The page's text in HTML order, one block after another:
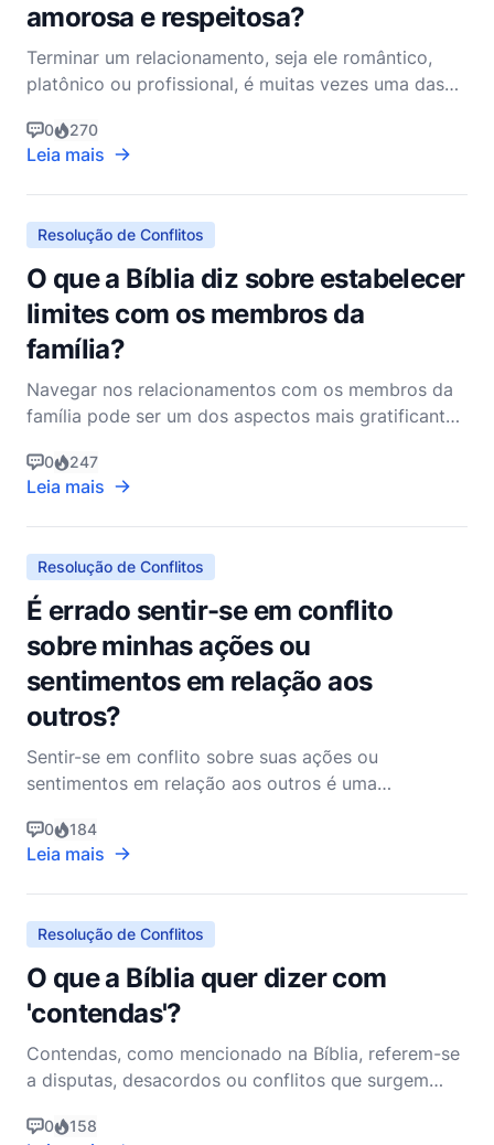
amorosa e respeitosa?
Terminar um relacionamento, seja ele romântico,
platônico ou profissional, é muitas vezes uma das
vida. Como cristãos, somos chamados a lidar com
essas situações com graça, amor e respeito,
refletindo o caráter de Cristo em tudo o que
fazemos. A Bíbl
0 270
Leia mais
Resolução de Conflitos
O que a Bíblia diz sobre estabelecer
limites com os membros da
família?
Navegar nos relacionamentos com os membros da
família pode ser um dos aspectos mais gratificantes
sabedoria e orientação, oferece insights profundos
sobre como podemos estabelecer e manter limites
saudáveis dentro de nossas famílias. Estabelecer
limi
0 247
Leia mais
Resolução de Conflitos
É errado sentir-se em conflito
sobre minhas ações ou
sentimentos em relação aos
outros?
Sentir-se em conflito sobre suas ações ou
sentimentos em relação aos outros é uma
errado. Na verdade, tal conflito interno pode ser
uma parte importante do seu crescimento espiritual
e moral. Como pastor cristão não denominacional,
acredito que é crucia
0 184
Leia mais
Resolução de Conflitos
O que a Bíblia quer dizer com
'contendas'?
Contendas, como mencionado na Bíblia, referem-se
a disputas, desacordos ou conflitos que surgem
extensivamente a questão das contendas,
0 158